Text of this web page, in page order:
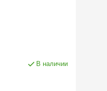
В наличии